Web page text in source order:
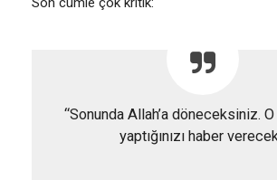
“Sonunda Allah’a döneceksiniz.
yaptığınızı haber